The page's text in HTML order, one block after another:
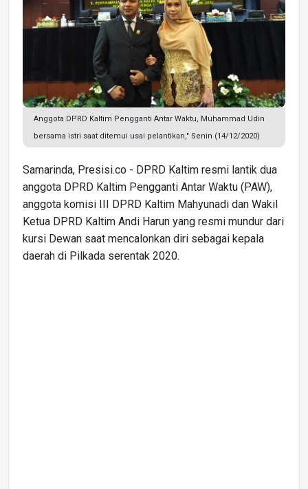
Anggota DPRD Kaltim Pengganti Antar Waktu, Muhammad Udin
bersama istri saat ditemui usai pelantikan," Senin (14/12/2020)
Samarinda, Presisi.co - DPRD Kaltim resmi lantik dua
anggota DPRD Kaltim Pengganti Antar Waktu (PAW),
anggota komisi III DPRD Kaltim Mahyunadi dan Wakil
Ketua DPRD Kaltim Andi Harun yang resmi mundur dari
kursi Dewan saat mencalonkan diri sebagai kepala
daerah di Pilkada serentak 2020.